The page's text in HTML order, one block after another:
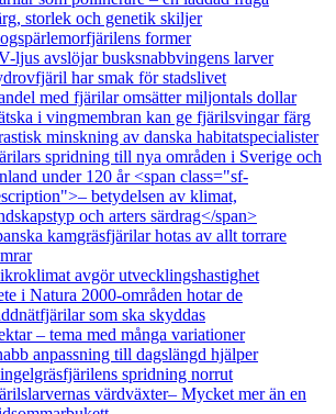
storlek och genetik skiljer
former
ljus avslöjar busksnabbvingens larver
har smak för stadslivet
med fjärilar omsätter miljontals dollar
i vingmembran kan ge fjärilsvingar färg
minskning av danska habitatspecialister
spridning till nya områden i Sverige och
under 120 år <span class="sf-
betydelsen av klimat,
och arters särdrag</span>
kamgräsfjärilar hotas av allt torrare
avgör utvecklingshastighet
i Natura 2000-områden hotar de
som ska skyddas
– tema med många variationer
anpassning till dagslängd hjälper
spridning norrut
värdväxter– Mycket mer än en